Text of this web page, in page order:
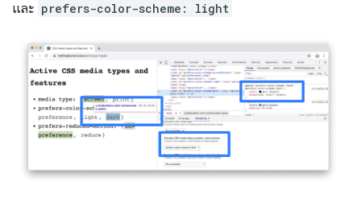
และ prefers-color-scheme: light